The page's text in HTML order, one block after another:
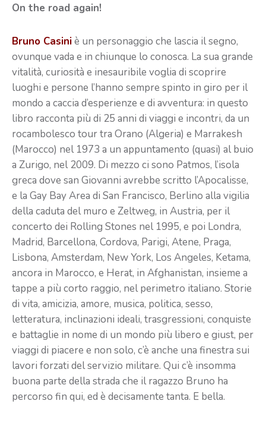
On the road again!
Bruno Casiniè un personaggio che lascia il segno,
ovunque vada e in chiunque lo conosca. La sua grande
vitalità, curiosità e inesauribile voglia di scoprire
luoghi e persone l’hanno sempre spinto in giro per il
mondo a caccia d’esperienze e di avventura: in questo
libro racconta più di 25 anni di viaggi e incontri, da un
rocambolesco tour tra Orano (Algeria) e Marrakesh
(Marocco) nel 1973 a un appuntamento (quasi) al buio
a Zurigo, nel 2009. Di mezzo ci sono Patmos, l’isola
greca dove san Giovanni avrebbe scritto l’Apocalisse,
e la Gay Bay Area di San Francisco, Berlino alla vigilia
della caduta del muro e Zeltweg, in Austria, per il
concerto dei Rolling Stones nel 1995, e poi Londra,
Madrid, Barcellona, Cordova, Parigi, Atene, Praga,
Lisbona, Amsterdam, New York, Los Angeles, Ketama,
ancora in Marocco, e Herat, in Afghanistan, insieme a
tappe a più corto raggio, nel perimetro italiano. Storie
di vita, amicizia, amore, musica, politica, sesso,
letteratura, inclinazioni ideali, trasgressioni, conquiste
e battaglie in nome di un mondo più libero e giust, per
viaggi di piacere e non solo, c’è anche una finestra sui
lavori forzati del servizio militare. Qui c’è insomma
buona parte della strada che il ragazzo Bruno ha
percorso fin qui, ed è decisamente tanta. E bella.